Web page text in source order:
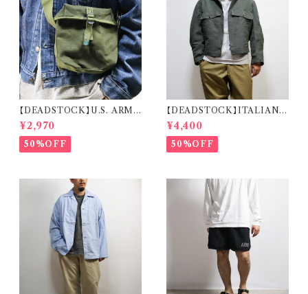
【DEADSTOCK】U.S. ARMY
CW-502 RADIO TRANSMI
SSION CABLE BAG 米軍 ラ
ジオケーブルバッグ
¥2,970
50%OFF
【DEADSTOCK】ITALIAN A
IR FORCE PILOT JACKET
イタリア軍 エアフォース パイロ
ットジャケット
¥4,400
50%OFF